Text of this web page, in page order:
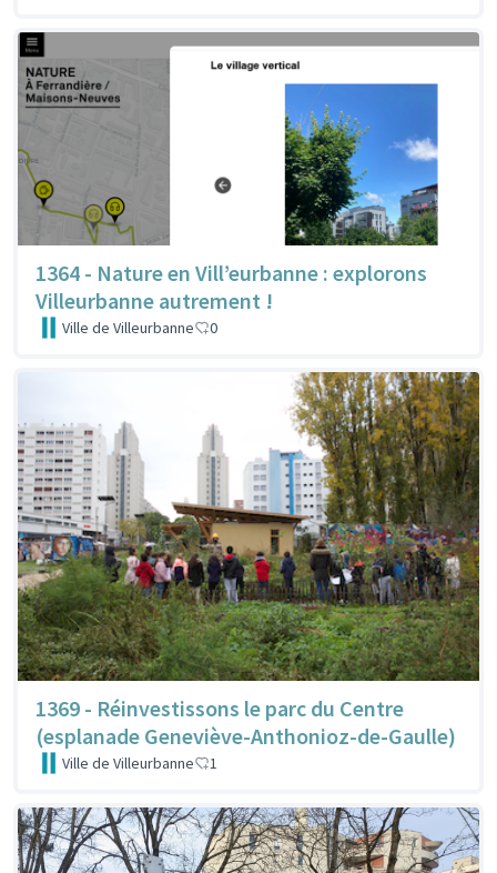
1364 - Nature en Vill’eurbanne : explorons
Villeurbanne autrement !
Ville de Villeurbanne 0
1369 - Réinvestissons le parc du Centre
(esplanade Geneviève-Anthonioz-de-Gaulle)
Ville de Villeurbanne 1